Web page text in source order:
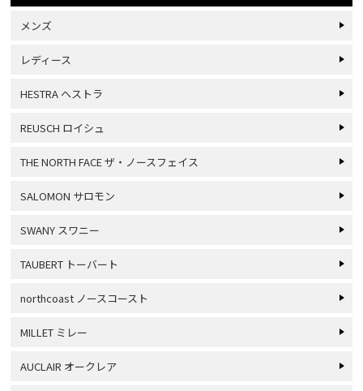
メンズ
レディース
HESTRA ヘストラ
REUSCH ロイシュ
THE NORTH FACE ザ・ノースフェイス
SALOMON サロモン
SWANY スワニー
TAUBERT トーバート
northcoast ノースコースト
MILLET ミレー
AUCLAIR オークレア